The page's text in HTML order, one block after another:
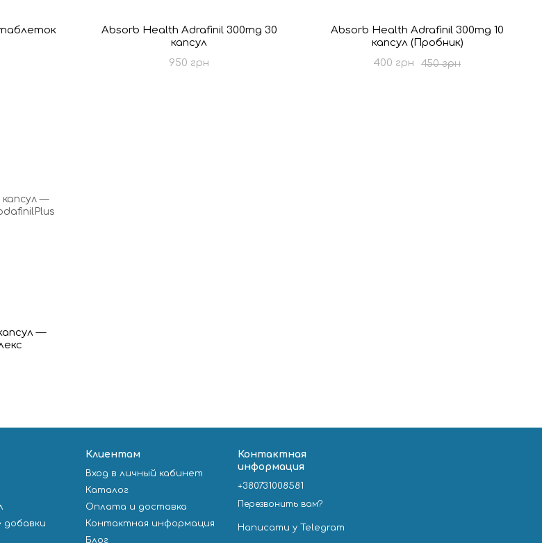
таблеток
Absorb Health Adrafinil 300mg 30
капсул
950 грн
Absorb Health Adrafinil 300mg 10
капсул (Пробник)
450 грн
400 грн
—
добавки
Клиентам
Вход в личный кабинет
Каталог
Оплата и доставка
Контактная информация
Блог
Контактная
информация
+380731008581
Перезвонить вам?
Написати у Telegram